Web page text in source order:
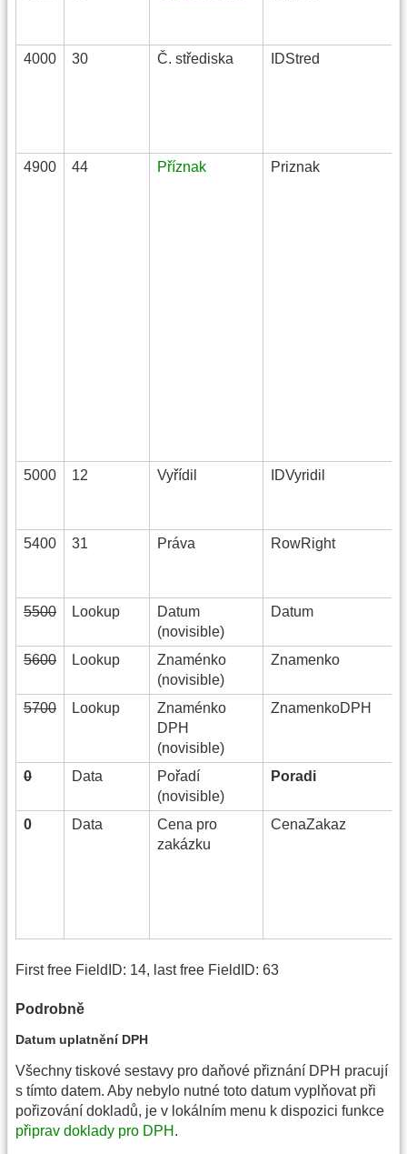
4000 30 Č. střediska IDStred
4900 44 Příznak Priznak
5000 12 Vyřídil IDVyridil
5400 31 Práva RowRight
5500 Lookup
Datum
(novisible)
Datum
5600 Lookup
Znaménko
(novisible)
Znamenko
5700 Lookup
Znaménko
DPH
(novisible)
ZnamenkoDPH
0 Data
Pořadí
(novisible)
Poradi
0 Data
Cena pro
zakázku
CenaZakaz
First free FieldID: 14, last free FieldID: 63
Podrobně
Datum uplatnění DPH
Všechny tiskové sestavy pro daňové přiznání DPH pracují
s tímto datem. Aby nebylo nutné toto datum vyplňovat při
pořizování dokladů, je v lokálním menu k dispozici funkce
připrav doklady pro DPH .